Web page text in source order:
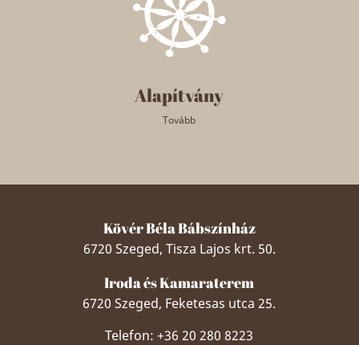
Alapítvány
Tovább
Kövér Béla Bábszínház
6720 Szeged, Tisza Lajos krt. 50.
Iroda és Kamaraterem
6720 Szeged, Feketesas utca 25.
Telefon: +36 20 280 8223